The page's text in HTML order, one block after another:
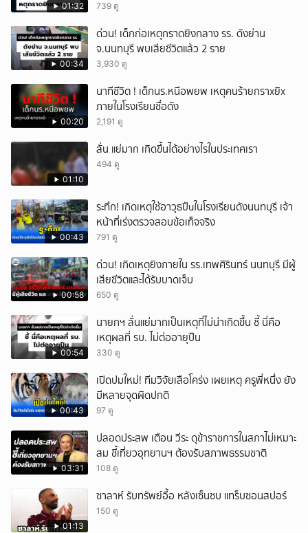
01:32 739 ดู
00:34
ด่วน! เด็กก่อเหตุกราดยิงกลาง รร. ดังย่าน
จ.นนทบุรี พบเสียชีวิตแล้ว 2 ราย
3,930 ดู
00:20
นาทีชีวิต ! เด็กนร.หนีอพยพ เหตุคนร้ายกราxยิx
ภายในโรงเรียนชื่อดัง
2,191 ดู
01:10
ลั่น แย่มาก เกิดขึ้นได้อย่างไรในประเทศเรา
494 ดู
00:43
ระทึก! เกิดเหตุใช้อาวุธปืuในโรงเรียนดังนนทบุรี เจ้า
หน้าที่เร่งตรวจสอบข้อเท็จจริง
791 ดู
00:58
ด่วน! เกิดเหตุยิงภายใน รร.เทพศิรินทร์ นนทบุรี มีผู้
เสียชีวิตและได้รับบาดเจ็บ
650 ดู
00:54
นายกฯ ลั่นแย่มากเป็นเหตุที่ไม่น่าเกิดขึ้น ชี้ นี่คือ
เหตุผลที่ รบ. ไม่ต่ออายุปืน
330 ดู
00:43
เปิดปมใหม่! ทีมวิจัยเสือโคร่ง เผยเหตุ ครูพี่หนึ่ง ยัง
มีหลายจุดผิดปกติ
97 ดู
03:31
ปลอดประสพ เตือน วีระ ดุข้าราชการในสภาไม่เหมาะ
สม ชี้เที่ยวอุทยานฯ ต้องรับสภาพธรรมชาติ
108 ดู
01:13
ซาลาห์ รับทรัพย์อื้อ หลังเซ็นซบ แทร็บซอนสปอร์
150 ดู